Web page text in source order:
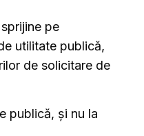
pe
utilitate publică,
de solicitare de
publică, și nu la